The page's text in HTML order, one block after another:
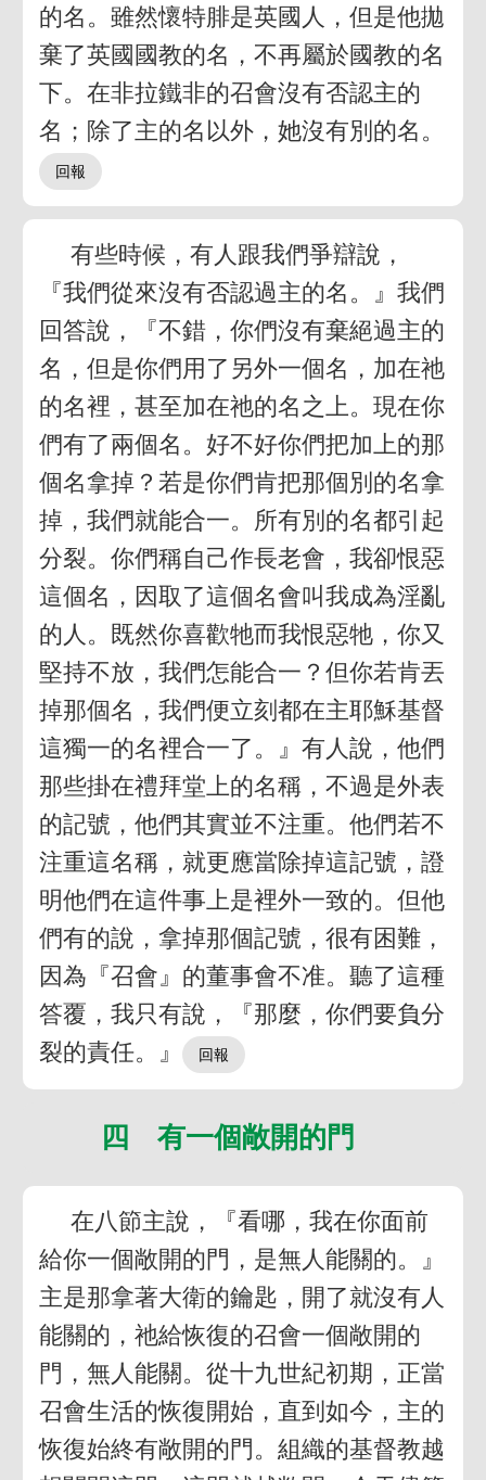
的名。雖然懷特腓是英國人，但是他拋
棄了英國國教的名，不再屬於國教的名
下。在非拉鐵非的召會沒有否認主的
名；除了主的名以外，她沒有別的名。
有些時候，有人跟我們爭辯說，
『我們從來沒有否認過主的名。』我們
回答說，『不錯，你們沒有棄絕過主的
名，但是你們用了另外一個名，加在祂
的名裡，甚至加在祂的名之上。現在你
們有了兩個名。好不好你們把加上的那
個名拿掉？若是你們肯把那個別的名拿
掉，我們就能合一。所有別的名都引起
分裂。你們稱自己作長老會，我卻恨惡
這個名，因取了這個名會叫我成為淫亂
的人。既然你喜歡牠而我恨惡牠，你又
堅持不放，我們怎能合一？但你若肯丟
掉那個名，我們便立刻都在主耶穌基督
這獨一的名裡合一了。』有人說，他們
那些掛在禮拜堂上的名稱，不過是外表
的記號，他們其實並不注重。他們若不
注重這名稱，就更應當除掉這記號，證
明他們在這件事上是裡外一致的。但他
們有的說，拿掉那個記號，很有困難，
因為『召會』的董事會不准。聽了這種
答覆，我只有說，『那麼，你們要負分
裂的責任。』
四 有一個敞開的門
在八節主說，『看哪，我在你面前
給你一個敞開的門，是無人能關的。』
主是那拿著大衛的鑰匙，開了就沒有人
能關的，祂給恢復的召會一個敞開的
門，無人能關。從十九世紀初期，正當
召會生活的恢復開始，直到如今，主的
恢復始終有敞開的門。組織的基督教越